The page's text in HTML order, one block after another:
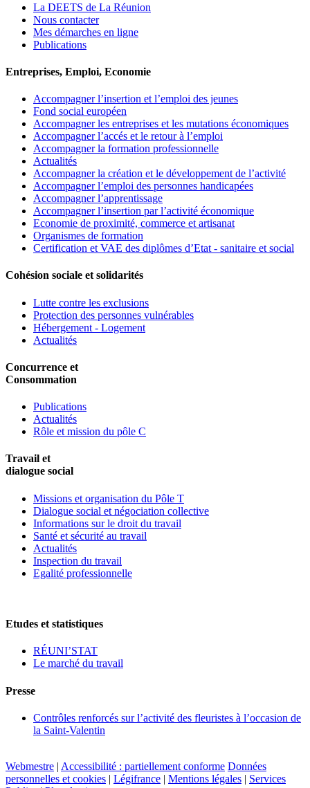
La DEETS de La Réunion
Nous contacter
Mes démarches en ligne
Publications
Entreprises, Emploi, Economie
Accompagner l’insertion et l’emploi des jeunes
Fond social européen
Accompagner les entreprises et les mutations économiques
Accompagner l’accés et le retour à l’emploi
Accompagner la formation professionnelle
Actualités
Accompagner la création et le développement de l’activité
Accompagner l’emploi des personnes handicapées
Accompagner l’apprentissage
Accompagner l’insertion par l’activité économique
Economie de proximité, commerce et artisanat
Organismes de formation
Certification et VAE des diplômes d’Etat - sanitaire et social
Cohésion sociale et solidarités
Lutte contre les exclusions
Protection des personnes vulnérables
Hébergement - Logement
Actualités
Concurrence et
Consommation
Publications
Actualités
Rôle et mission du pôle C
Travail et
dialogue social
Missions et organisation du Pôle T
Dialogue social et négociation collective
Informations sur le droit du travail
Santé et sécurité au travail
Actualités
Inspection du travail
Egalité professionnelle
Etudes et statistiques
RÉUNI’STAT
Le marché du travail
Presse
Contrôles renforcés sur l’activité des fleuristes à l’occasion de
la Saint-Valentin
Webmestre | Accessibilité : partiellement conforme Données
personnelles et cookies | Légifrance | Mentions légales | Services